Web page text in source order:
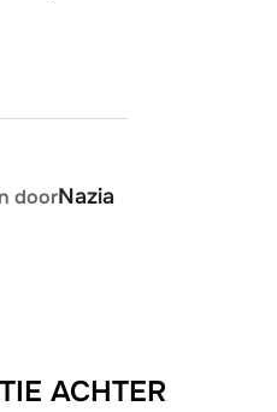
doorNazia
ACHTER